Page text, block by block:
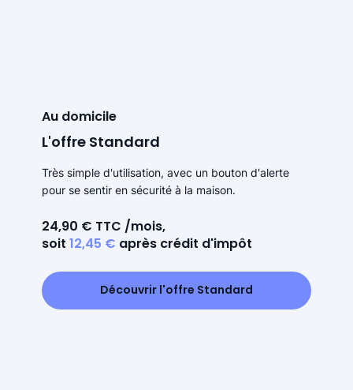
Au domicile
L'offre Standard
Très simple d'utilisation, avec un bouton d'alerte
pour se sentir en sécurité à la maison.
24,90 € TTC /mois,
soit 12,45 € après crédit d'impôt
Découvrir l'offre Standard